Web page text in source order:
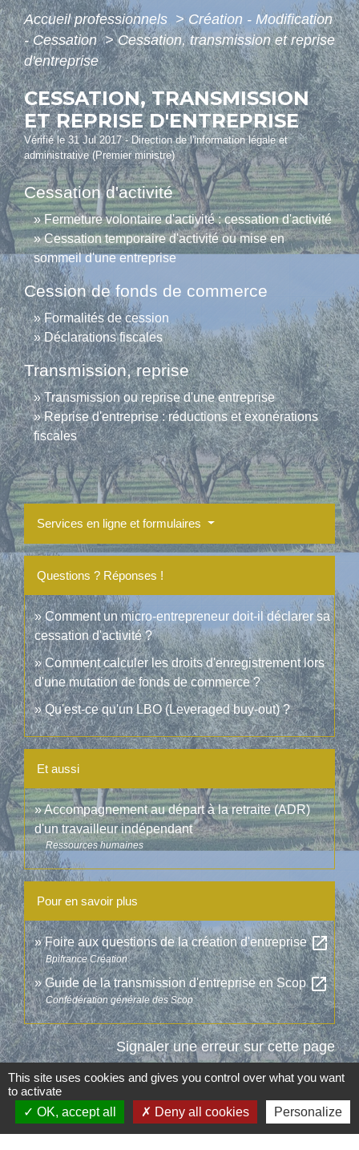
Accueil professionnels > Création - Modification
- Cessation> Cessation, transmission et reprise
d'entreprise
CESSATION, TRANSMISSION
ET REPRISE D'ENTREPRISE
Vérifié le 31 Jul 2017 - Direction de l'information légale et
administrative (Premier ministre)
Cessation d'activité
Fermeture volontaire d'activité : cessation d'activité
Cessation temporaire d'activité ou mise en
sommeil d'une entreprise
Cession de fonds de commerce
Formalités de cession
Déclarations fiscales
Transmission, reprise
Transmission ou reprise d'une entreprise
Reprise d'entreprise : réductions et exonérations
fiscales
Services en ligne et formulaires
Questions ? Réponses !
Comment un micro-entrepreneur doit-il déclarer sa
cessation d'activité ?
Comment calculer les droits d'enregistrement lors
d'une mutation de fonds de commerce ?
Qu'est-ce qu'un LBO (Leveraged buy-out) ?
Et aussi
Accompagnement au départ à la retraite (ADR)
d'un travailleur indépendant
Ressources humaines
Pour en savoir plus
Foire aux questions de la création d'entrepriseopen_in_new
Bpifrance Création
Guide de la transmission d'entreprise en Scopopen_in_new
Confédération générale des Scop
Signaler une erreur sur cette page
This site uses cookies and gives you control over what you want
to activate
OK, accept all
Deny all cookies Personalize